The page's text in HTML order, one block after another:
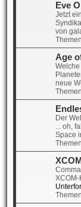
Eve
Jetzt
von
Age
neue
Der
... oh,
Space